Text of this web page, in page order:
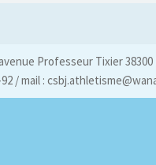
Professeur Tixier
/ mail :